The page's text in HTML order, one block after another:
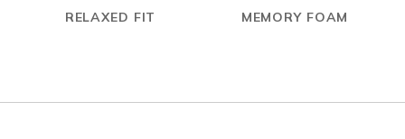
RELAXED FIT MEMORY FOAM